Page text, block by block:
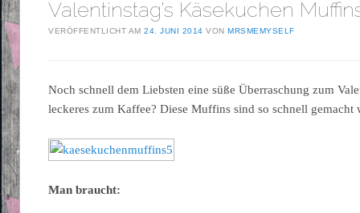
Valentinstag’s Käsekuchen
VERÖFFENTLICHT AM24. JUNI 2014 VONMRSMEMYSELF
Noch schnell dem Liebsten eine süße Überraschung zum
leckeres zum Kaffee? Diese Muffins sind so schnell gemacht
Man braucht: